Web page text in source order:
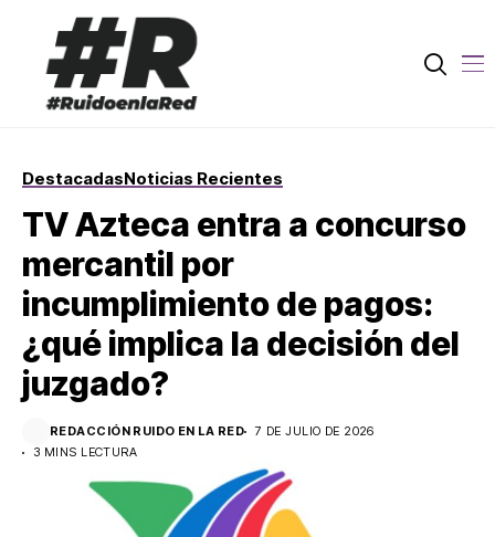
DestacadasNoticias Recientes
TV Azteca entra a concurso
mercantil por
incumplimiento de pagos:
¿qué implica la decisión del
juzgado?
REDACCIÓN RUIDO EN LA RED
7 DE JULIO DE 2026
3 MINS LECTURA